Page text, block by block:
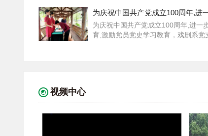
为庆祝中国共产党成立100周年,进
为庆祝中国共产党成立100周年,进一
育,激励党员党史学习教育，戏剧系党
视频中心